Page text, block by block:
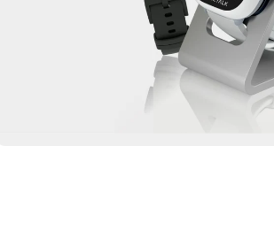
Unsere preisgünstigste 4G-Smartwatch zur